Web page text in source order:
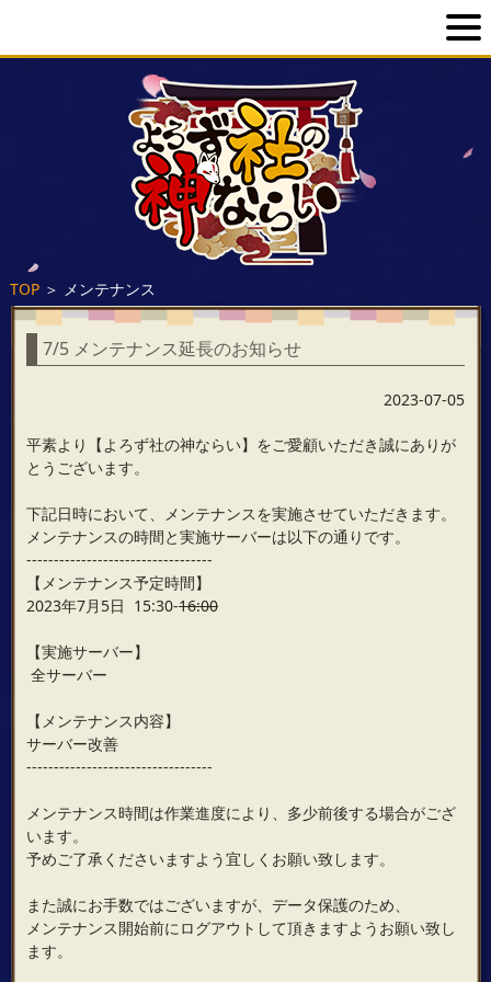
TOP＞ メンテナンス
7/5 メンテナンス延長のお知らせ
2023-07-05
平素より【よろず社の神ならい】をご愛顧いただき誠にありが
とうございます。
下記日時において、メンテナンスを実施させていただきます。
メンテナンスの時間と実施サーバーは以下の通りです。
----------------------------------
【メンテナンス予定時間】
2023年7月5日 15:30-16:00
【実施サーバー】
全サーバー
【メンテナンス内容】
サーバー改善
----------------------------------
メンテナンス時間は作業進度により、多少前後する場合がござ
います。
予めご了承くださいますよう宜しくお願い致します。
また誠にお手数ではございますが、データ保護のため、
メンテナンス開始前にログアウトして頂きますようお願い致し
ます。